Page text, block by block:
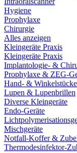
Hygiene
Prophylaxe
Chirurgie
Alles anzeigen
Kleingeräte Praxis
Kleingeräte Praxis
Implantologie- &
Prophylaxe & ZEG-
Hand- & Winkelstücke
Lupen & Lupenbrillen
Diverse Kleingeräte
Endo-Geräte
Mischgeräte
Notfall-Koffer &
Thermodesinfektor-